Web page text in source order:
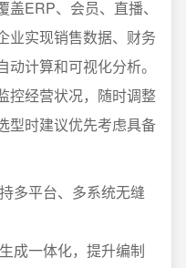
ERP、会员、直播、
业实现销售数据、财务
计算和可视化分析。
控经营状况，随时调整
型时建议优先考虑具备
多平台、多系统无缝
成一体化，提升编制